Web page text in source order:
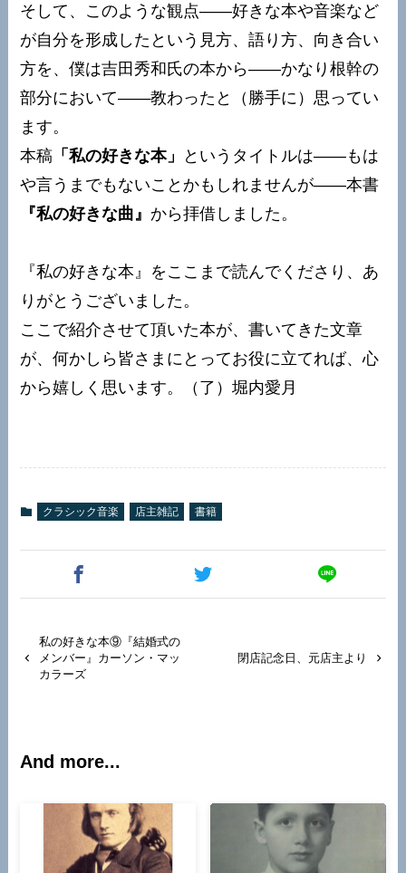
そして、このような観点——好きな本や音楽など
が自分を形成したという見方、語り方、向き合い
方を、僕は吉田秀和氏の本から——かなり根幹の
部分において——教わったと（勝手に）思ってい
ます。
本稿 「私の好きな本」
というタイトルは——もは
や言うまでもないことかもしれませんが——本書
『私の好きな曲』から拝借しました。
『私の好きな本』をここまで読んでくださり、あ
りがとうございました。
ここで紹介させて頂いた本が、書いてきた文章
が、何かしら皆さまにとってお役に立てれば、心
から嬉しく思います。（了）堀内愛月
クラシック音楽 店主雑記 書籍
私の好きな本⑨『結婚式の
メンバー』カーソン・マッ
カラーズ
閉店記念日、元店主より
And more...